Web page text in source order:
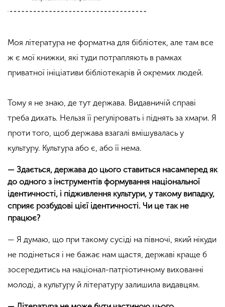
Моя література не форматна для бібліотек, але там все
ж є мої книжки, які туди потрапляють в рамках
приватної ініціативи бібліотекарів й окремих людей.
Тому я не знаю, де тут держава. Видавничій справі
треба дихать. Нельзя її регуліровать і піднять за хмари. Я
проти того, щоб держава взагалі вмішувалась у
культуру. Культура або є, або її нема.
— Здається, держава до цього ставиться насамперед як
до одного з інструментів формування національної
ідентичності, і підживлення культури, у такому випадку,
сприяє розбудові цієї ідентичності. Чи це так не
працює?
— Я думаю, що при такому сусіді на півночі, який нікуди
не подінеться і не бажає нам щастя, державі краще б
зосередитись на націонал-патріотичному вихованні
молоді, а культуру й літературу залишила видавцям.